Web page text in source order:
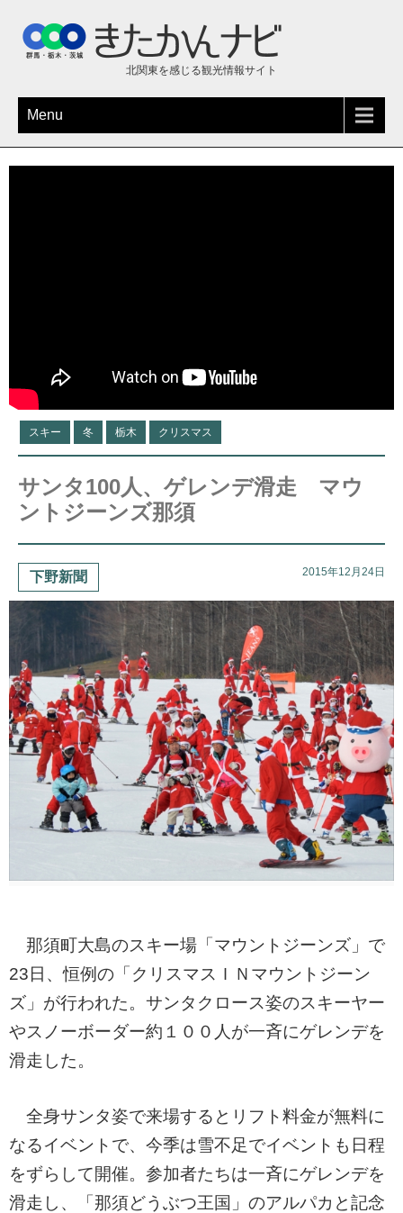
北関東を感じる観光情報サイト
Menu
スキー 冬 栃木 クリスマス
サンタ100人、ゲレンデ滑走 マウ
ントジーンズ那須
下野新聞 2015年12月24日
那須町大島のスキー場「マウントジーンズ」で
23日、恒例の「クリスマスＩＮマウントジーン
ズ」が行われた。サンタクロース姿のスキーヤー
やスノーボーダー約１００人が一斉にゲレンデを
滑走した。
全身サンタ姿で来場するとリフト料金が無料に
なるイベントで、今季は雪不足でイベントも日程
をずらして開催。参加者たちは一斉にゲレンデを
滑走し、「那須どうぶつ王国」のアルパカと記念